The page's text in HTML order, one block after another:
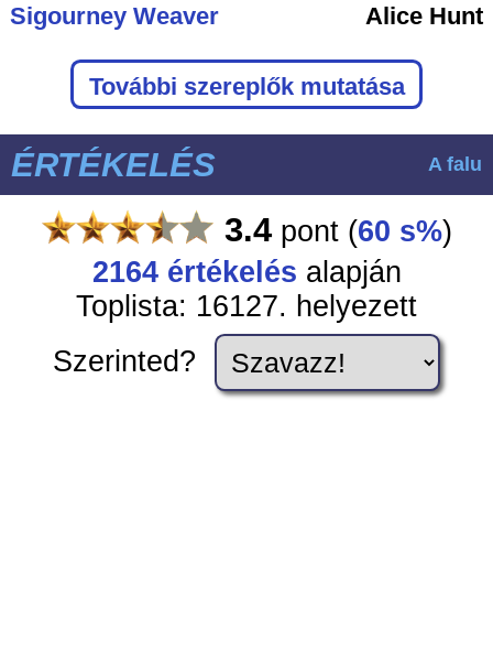
Sigourney Weaver
Alice Hunt
További szereplők mutatása
ÉRTÉKELÉS A falu
3.4pont (60 s%)
2164értékelés alapján
Toplista: 16127. helyezett
Szerinted?